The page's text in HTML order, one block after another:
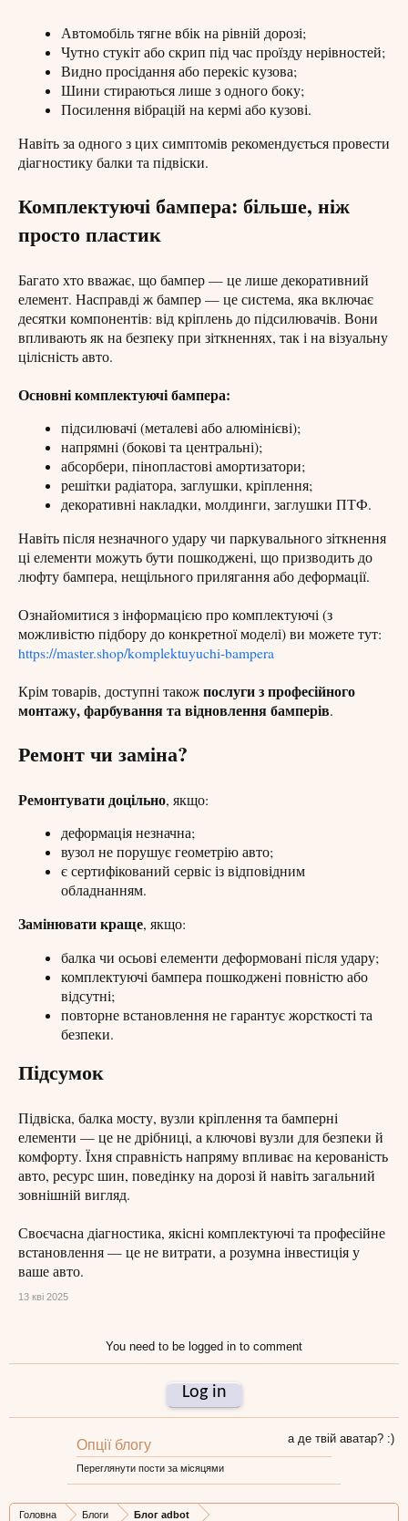
Автомобіль тягне вбік на рівній дорозі;
Чутно стукіт або скрип під час проїзду нерівностей;
Видно просідання або перекіс кузова;
Шини стираються лише з одного боку;
Посилення вібрацій на кермі або кузові.
Навіть за одного з цих симптомів рекомендується провести
діагностику балки та підвіски.
Комплектуючі бампера: більше, ніж
просто пластик
Багато хто вважає, що бампер — це лише декоративний
елемент. Насправді ж бампер — це система, яка включає
десятки компонентів: від кріплень до підсилювачів. Вони
впливають як на безпеку при зіткненнях, так і на візуальну
цілісність авто.
Основні комплектуючі бампера:
підсилювачі (металеві або алюмінієві);
напрямні (бокові та центральні);
абсорбери, пінопластові амортизатори;
решітки радіатора, заглушки, кріплення;
декоративні накладки, молдинги, заглушки ПТФ.
Навіть після незначного удару чи паркувального зіткнення
ці елементи можуть бути пошкоджені, що призводить до
люфту бампера, нещільного прилягання або деформації.
Ознайомитися з інформацією про комплектуючі (з
можливістю підбору до конкретної моделі) ви можете тут:
https://master.shop/komplektuyuchi-bampera
Крім товарів, доступні також послуги з професійного
монтажу, фарбування та відновлення бамперів.
Ремонт чи заміна?
Ремонтувати доцільно, якщо:
деформація незначна;
вузол не порушує геометрію авто;
є сертифікований сервіс із відповідним
обладнанням.
Замінювати краще, якщо:
балка чи осьові елементи деформовані після удару;
комплектуючі бампера пошкоджені повністю або
відсутні;
повторне встановлення не гарантує жорсткості та
безпеки.
Підсумок
Підвіска, балка мосту, вузли кріплення та бамперні
елементи — це не дрібниці, а ключові вузли для безпеки й
комфорту. Їхня справність напряму впливає на керованість
авто, ресурс шин, поведінку на дорозі й навіть загальний
зовнішній вигляд.
Своєчасна діагностика, якісні комплектуючі та професійне
встановлення — це не витрати, а розумна інвестиція у
ваше авто.
13 кві 2025
You need to be logged in to comment
Log in
а де твій аватар? :)
Опції блогу
Переглянути пости за місяцями
Головна Блоги Блог adbot